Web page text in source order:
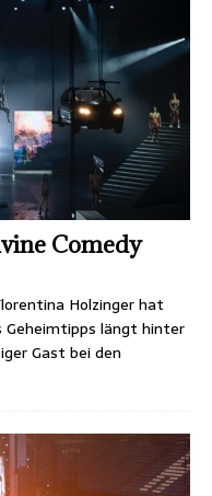
Comedy
Holzinger hat
längt hinter
Gast bei den